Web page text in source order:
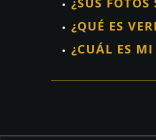
¿QUÉ ES
¿CUÁL ES